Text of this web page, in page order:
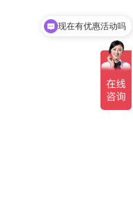
现在有优惠活动吗